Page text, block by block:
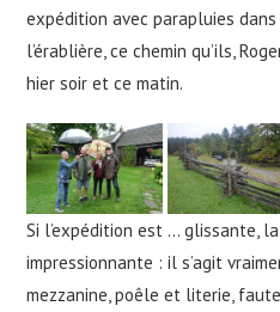
expédition avec parapluies
l’érablière, ce chemin qu’ils,
hier soir et ce matin.
Si l’expédition est … glissante,
impressionnante : il s’agit
mezzanine, poêle et literie,